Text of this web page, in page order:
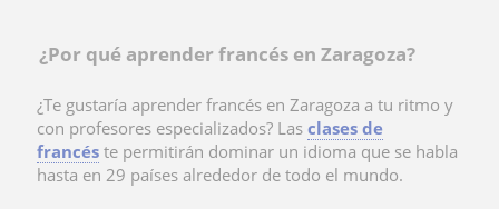
¿Por qué aprender francés en Zaragoza?
¿Te gustaría aprender francés en Zaragoza a tu ritmo y
con profesores especializados? Las clases de
francés te permitirán dominar un idioma que se habla
hasta en 29 países alrededor de todo el mundo.